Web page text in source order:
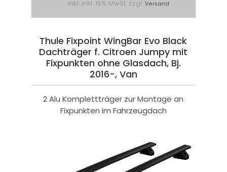
inkl. inkl. 19% MwSt. zzgl. Versand
Thule Fixpoint WingBar Evo Black
Dachträger f. Citroen Jumpy mit
Fixpunkten ohne Glasdach, Bj.
2016-, Van
2 Alu Komplettträger zur Montage an
Fixpunkten im Fahrzeugdach